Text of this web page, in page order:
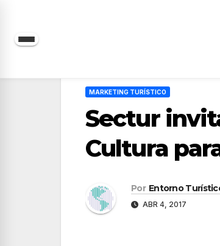
Saltar
MARKETING TURÍSTICO
Sectur
Cultura
Por Entorno
ABR 4, 2017